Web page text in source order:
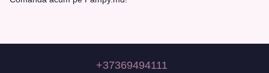
+37369494111